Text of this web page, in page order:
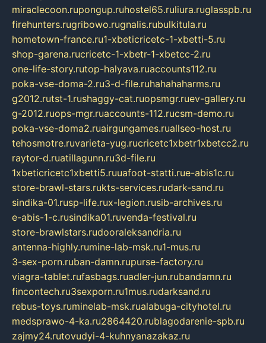
miraclecoon.rupongup.ruhostel65.ruliura.ruglasspb.ru
firehunters.rugribowo.rugnalis.rubulkitula.ru
hometown-france.ru1-xbeticricetc-1-xbetti-5.ru
shop-garena.rucricetc-1-xbetr-1-xbetcc-2.ru
one-life-story.rutop-halyava.ruaccounts112.ru
poka-vse-doma-2.ru3-d-file.ruhahahaharms.ru
g2012.rutst-1.rushaggy-cat.ruopsmgr.ruev-gallery.ru
g-2012.ruops-mgr.ruaccounts-112.rucsm-demo.ru
poka-vse-doma2.ruairgungames.ruallseo-host.ru
tehosmotre.ruvarieta-yug.rucricetc1xbetr1xbetcc2.ru
raytor-d.ruatillagunn.ru3d-file.ru
1xbeticricetc1xbetti5.ruuafoot-statti.rue-abis1c.ru
store-brawl-stars.rukts-services.rudark-sand.ru
sindika-01.rusp-life.rux-legion.rusib-archives.ru
e-abis-1-c.rusindika01.ruvenda-festival.ru
store-brawlstars.rudooraleksandria.ru
antenna-highly.rumine-lab-msk.ru1-mus.ru
3-sex-porn.ruban-damn.rupurse-factory.ru
viagra-tablet.rufasbags.ruadler-jun.rubandamn.ru
fincontech.ru3sexporn.ru1mus.rudarksand.ru
rebus-toys.ruminelab-msk.rualabuga-cityhotel.ru
medsprawo-4-ka.ru2864420.rublagodarenie-spb.ru
zajmy24.rutovudyi-4-kuhnyanazakaz.ru